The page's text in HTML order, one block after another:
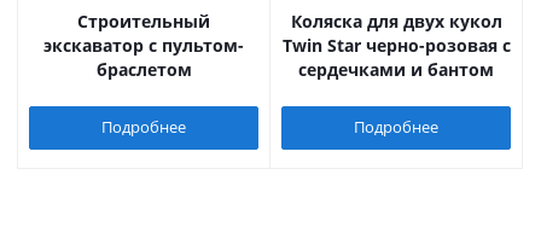
Строительный
экскаватор с пультом-
браслетом
Подробнее
Коляска для двух кукол
Twin Star черно-розовая с
сердечками и бантом
Подробнее